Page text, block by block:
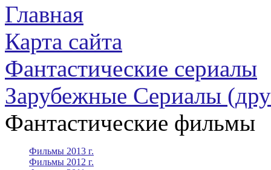
Главная
Карта сайта
Фантастические сериалы
Зарубежные Сериалы
Фантастические фильмы
Фильмы 2013 г.
Фильмы 2012 г.